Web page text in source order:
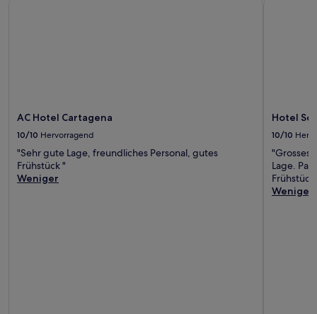
AC Hotel Cartagena
10/10 Hervorragend
"Sehr gute Lage, freundliches Personal, gutes
Frühstück "
Weniger
Hotel
10/10
"Grosses
Lage.
Weniger